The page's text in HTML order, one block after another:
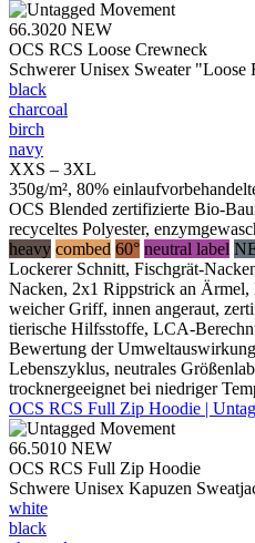
66.3020 NEW
OCS RCS Loose Crewneck
Schwerer Unisex Sweater "Loose
black
charcoal
birch
navy
XXS – 3XL
350g/m², 80%
OCS Blended zertifizierte Bio-
recyceltes Polyester,
heavy combed 60° neutral label
Lockerer Schnitt, Fischgrät-
Nacken, 2x1 Rippstrick an Ärmel,
weicher Griff, innen angeraut,
tierische Hilfsstoffe, LCA-
Bewertung der
Lebenszyklus, neutrales
trocknergeeignet bei niedriger
OCS RCS Full Zip Hoodie |
66.5010 NEW
OCS RCS Full Zip Hoodie
Schwere Unisex Kapuzen
white
black